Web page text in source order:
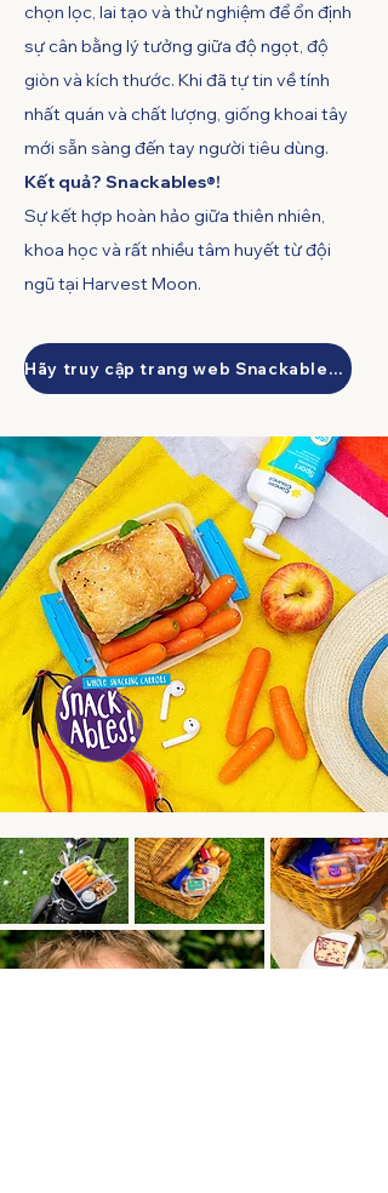
chọn lọc, lai tạo và thử nghiệm để ổn định
sự cân bằng lý tưởng giữa độ ngọt, độ
giòn và kích thước. Khi đã tự tin về tính
nhất quán và chất lượng, giống khoai tây
mới sẵn sàng đến tay người tiêu dùng.
Kết quả? Snackables®!
Sự kết hợp hoàn hảo giữa thiên nhiên,
khoa học và rất nhiều tâm huyết từ đội
ngũ tại Harvest Moon.
Hãy truy cập trang web Snackables của chúng tôi!